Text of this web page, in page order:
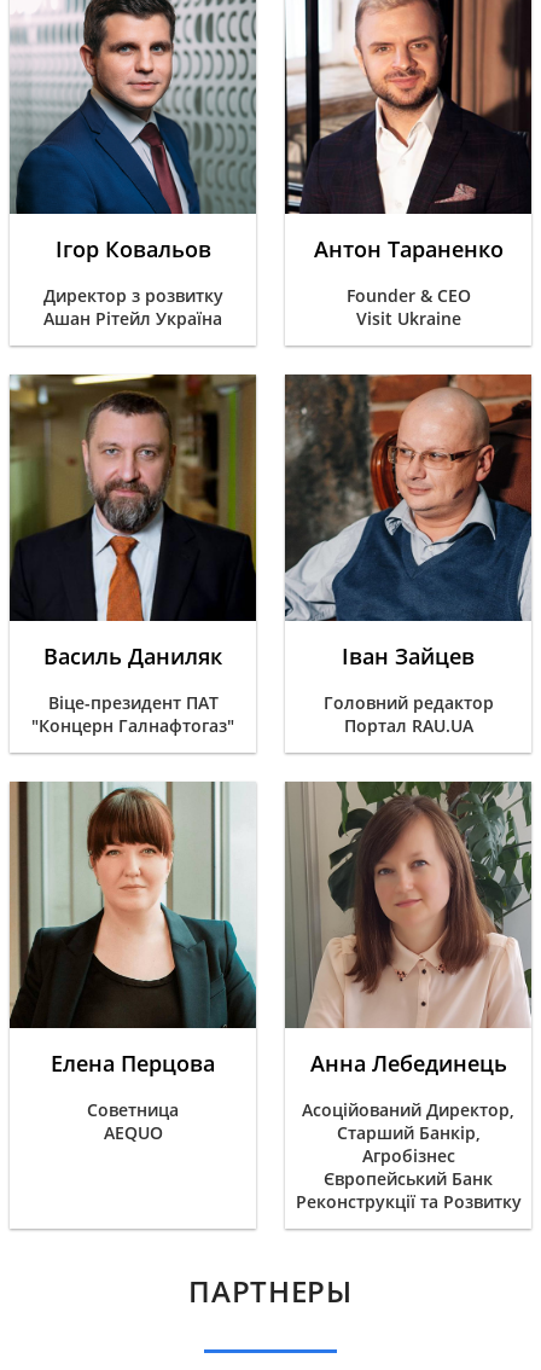
Ігор Ковальов
Директор з розвитку
Ашан Рітейл Україна
Антон Тараненко
Founder & CEO
Visit Ukraine
Василь Даниляк
Віце-президент ПАТ
"Концерн Галнафтогаз"
Іван Зайцев
Головний редактор
Портал RAU.UA
Елена Перцова
Советница
AEQUO
Анна Лебединець
Асоційований Директор,
Старший Банкір,
Агробізнес
Європейський Банк
Реконструкції та Розвитку
ПАРТНЕРЫ